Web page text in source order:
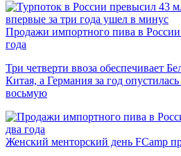
Продажи импортного пива в России
года
Три четверти ввоза обеспечивает
Китая, а Германия за год
восьмую
Женский менторский день FCamp